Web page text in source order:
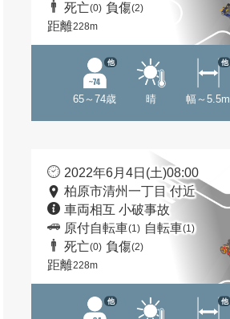
死亡(0) 負傷(2)
距離228m
65～74歳
他
晴 幅～5.5m
他
2022年6月4日(土)08:00
柏原市清州一丁目 付近
車両相互 小破事故
原付自転車(1) 自転車(1)
死亡(0) 負傷(2)
距離228m
他 他